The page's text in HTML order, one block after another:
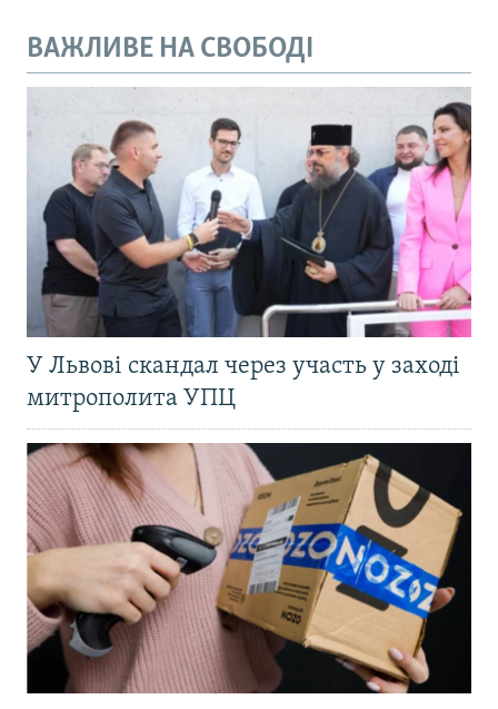
ВАЖЛИВЕ НА СВОБОДІ
У Львові скандал через участь у заході
митрополита УПЦ